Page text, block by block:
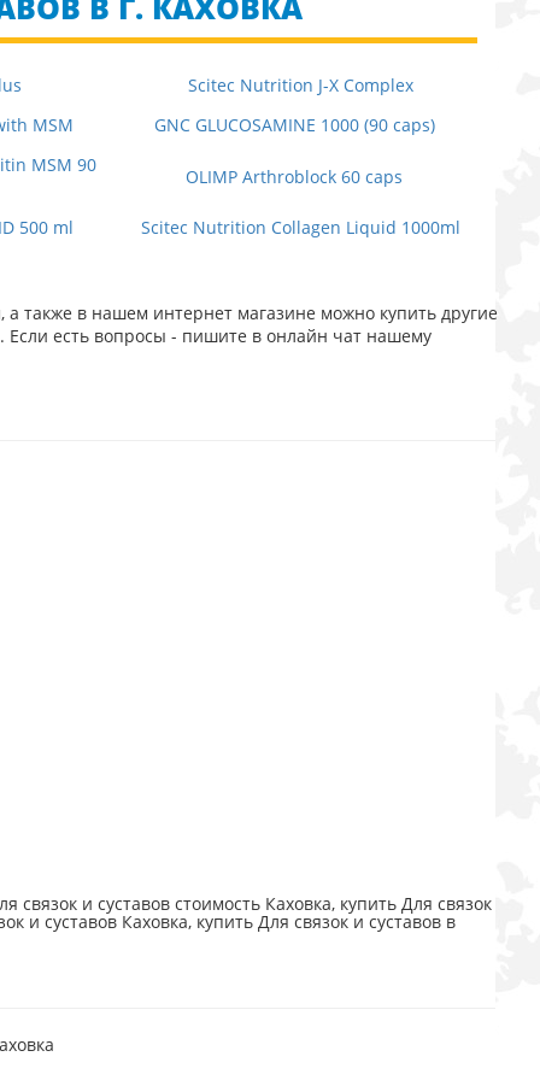
Scitec Nutrition J-X Complex
MSM
GNC GLUCOSAMINE 1000 (90 caps)
MSM 90
OLIMP Arthroblock 60 caps
500 ml Scitec Nutrition Collagen Liquid 1000ml
также в нашем интернет магазине можно купить другие
Если есть вопросы - пишите в онлайн чат нашему
связок и суставов стоимость Каховка, купить Для связок
и суставов Каховка, купить Для связок и суставов в